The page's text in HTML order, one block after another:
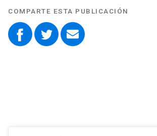
COMPARTE ESTA PUBLICACIÓN